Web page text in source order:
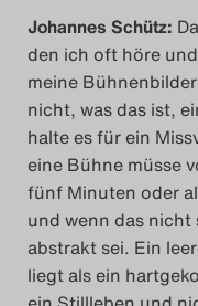
Das
Das
Das
Johannes Schütz:
den ich oft höre
meine
nicht, was das ist,
halte es für ein
eine Bühne müsse
fünf Minuten oder
und wenn das
abstrakt sei. Ein
liegt als ein